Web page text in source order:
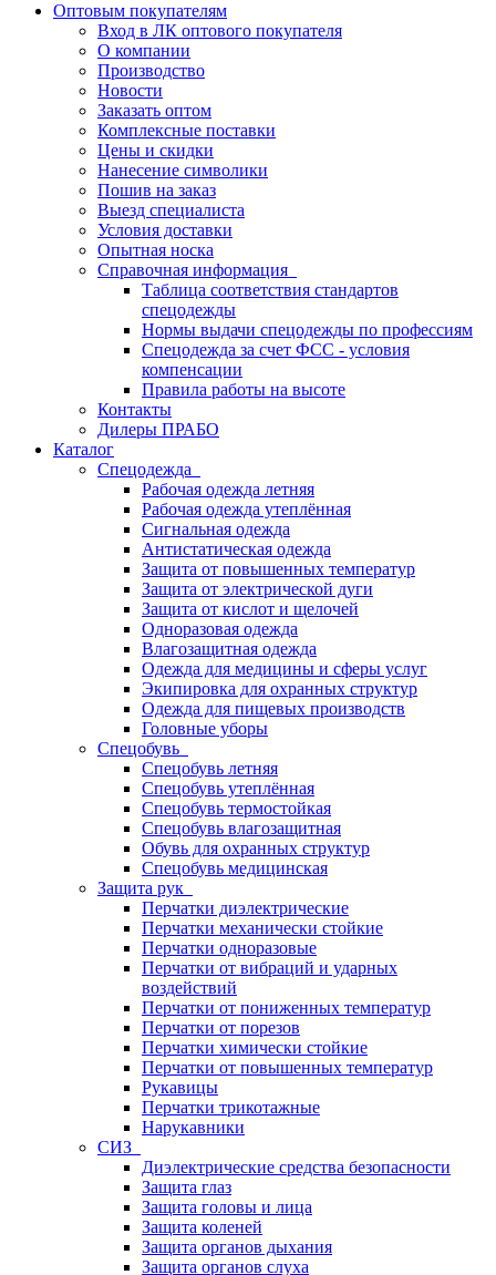
Оптовым покупателям
Вход в ЛК оптового покупателя
О компании
Производство
Новости
Заказать оптом
Комплексные поставки
Цены и скидки
Нанесение символики
Пошив на заказ
Выезд специалиста
Условия доставки
Опытная носка
Справочная информация
Таблица соответствия стандартов
спецодежды
Нормы выдачи спецодежды по профессиям
Спецодежда за счет ФСС - условия
компенсации
Правила работы на высоте
Контакты
Дилеры ПРАБО
Каталог
Спецодежда
Рабочая одежда летняя
Рабочая одежда утеплённая
Сигнальная одежда
Антистатическая одежда
Защита от повышенных температур
Защита от электрической дуги
Защита от кислот и щелочей
Одноразовая одежда
Влагозащитная одежда
Одежда для медицины и сферы услуг
Экипировка для охранных структур
Одежда для пищевых производств
Головные уборы
Спецобувь
Спецобувь летняя
Спецобувь утеплённая
Спецобувь термостойкая
Спецобувь влагозащитная
Обувь для охранных структур
Спецобувь медицинская
Защита рук
Перчатки диэлектрические
Перчатки механически стойкие
Перчатки одноразовые
Перчатки от вибраций и ударных
воздействий
Перчатки от пониженных температур
Перчатки от порезов
Перчатки химически стойкие
Перчатки от повышенных температур
Рукавицы
Перчатки трикотажные
Нарукавники
СИЗ
Диэлектрические средства безопасности
Защита глаз
Защита головы и лица
Защита коленей
Защита органов дыхания
Защита органов слуха